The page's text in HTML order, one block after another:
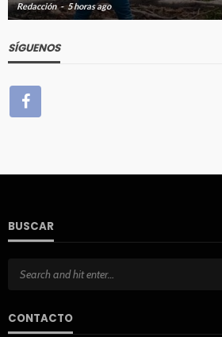
Redacción 5 horas ago
SÍGUENOS
BUSCAR
CONTACTO